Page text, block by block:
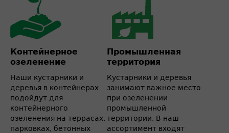
Контейнерное
озеленение
Наши кустарники и
деревья в контейнерах
подойдут для
контейнерного
озеленения на террасах,
парковках, бетонных
Промышленная
территория
Кустарники и деревья
занимают важное место
при озеленении
промышленной
территории. В наш
ассортимент входят